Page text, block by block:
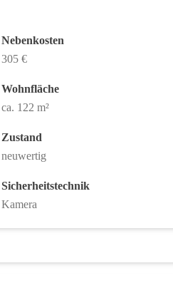
Nebenkosten
305 €
Wohnfläche
ca. 122 m²
Zustand
neuwertig
Sicherheitstechnik
Kamera